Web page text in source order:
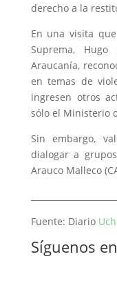
derecho a la
En una visita
Suprema,
Araucanía,
en temas de
ingresen otros
sólo el Ministerio
Sin embargo,
dialogar a
Arauco Malleco
Fuente: Diario
Síguenos